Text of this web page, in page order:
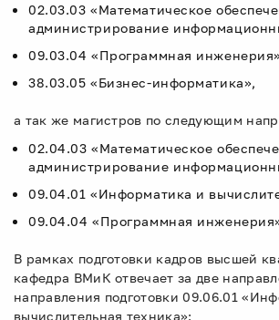
02.03.03 «Математическое
администрирование
09.03.04 «Программная инженерия»
38.03.05 «Бизнес-информатика»,
а так же магистров по следующим
02.04.03 «Математическое
администрирование
09.04.01 «Информатика и
09.04.04 «Программная
В рамках подготовки кадров высшей
кафедра ВМиК отвечает за две
направления подготовки 09.06.01
вычислительная техника»: